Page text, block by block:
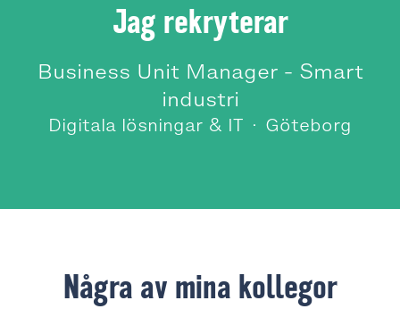
Jag rekryterar
Business Unit Manager - Smart
industri
Digitala lösningar & IT · Göteborg
Några av mina kollegor